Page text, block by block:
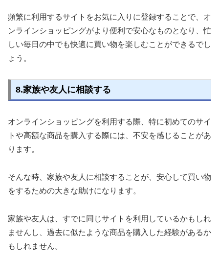
頻繁に利用するサイトをお気に入りに登録することで、オ
ンラインショッピングがより便利で安心なものとなり、忙
しい毎日の中でも快適に買い物を楽しむことができるでし
ょう。
8.家族や友人に相談する
オンラインショッピングを利用する際、特に初めてのサイ
トや高額な商品を購入する際には、不安を感じることがあ
ります。
そんな時、家族や友人に相談することが、安心して買い物
をするための大きな助けになります。
家族や友人は、すでに同じサイトを利用しているかもしれ
ませんし、過去に似たような商品を購入した経験があるか
もしれません。